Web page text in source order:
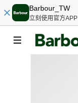
Barbour_TW
立刻使用官方APP